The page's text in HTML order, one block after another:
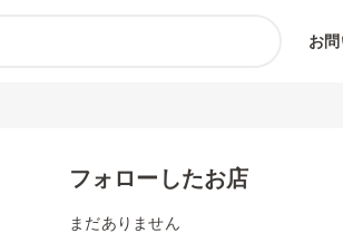
お
フォローしたお店
まだありません